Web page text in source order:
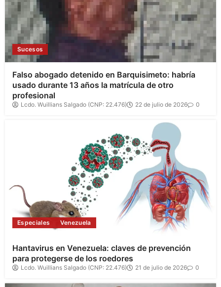
Sucesos
Falso abogado detenido en Barquisimeto: habría
usado durante 13 años la matrícula de otro
profesional
Lcdo. Wuillians Salgado (CNP: 22.476) 22 de julio de 2026 0
Especiales Venezuela
Hantavirus en Venezuela: claves de prevención
para protegerse de los roedores
Lcdo. Wuillians Salgado (CNP: 22.476) 21 de julio de 2026 0